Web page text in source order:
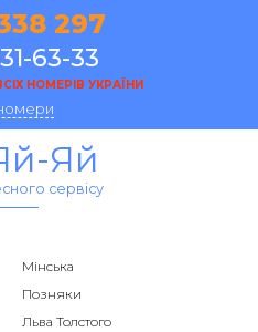
297
63-33
НОМЕРІВ УКРАЇНИ
Яй
сервісу
Мінська
Позняки
Льва Толстого